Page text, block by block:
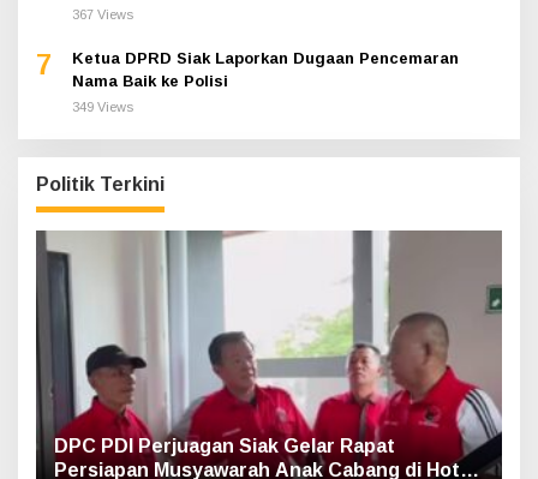
367 Views
7
Ketua DPRD Siak Laporkan Dugaan Pencemaran
Nama Baik ke Polisi
349 Views
Politik Terkini
DPC PDI Perjuagan Siak Gelar Rapat
Persiapan Musyawarah Anak Cabang di Hotel